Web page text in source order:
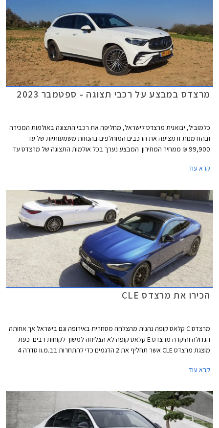
מרצדס במבצע על רכבי תצוגה - ספטמבר 2023
כלמוביל, יבואנית מרצדס לישראל, מחליפה את רכבי התצוגה באולמות המכירה
ובהזדמנות זו מציעה את הרכבים המוחלפים בהנחות משמעותיות של עד
99,900 ₪ ממחיר המחירון. המבצע נערך בכל אולמות התצוגה של מרצדס עד
קרא עוד
הכירו את מרצדס CLE
מרצדס C קלאס קופה נהנית מהצלחה מסחרית באירופה וגם בישראל אך אחותה
הגדולה והיקרה מרצדס E קלאס קופה לא הצליחה למשוך לקוחות רבים. כעת
מוצגת מרצדס CLE אשר תחליף את 2 הדגמים כדי להתחרות בב.מ.וו סדרה 4
ברבעון הראשון של 2024.
קרא עוד